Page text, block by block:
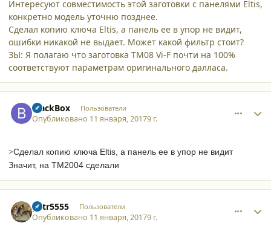
Интересуют совместимость этой заготовки с панелями Eltis,
конкретно модель уточню позднее.
Сделал копию ключа Eltis, а панель ее в упор не видит,
ошибки никакой не выдает. Может какой фильтр стоит?
ЗЫ: Я полагаю что заготовка ТМ08 Vi-F почти на 100%
соответствуют параметрам оригинального далласа.
BlackBox Пользователи
Опубликовано 11 января, 20179 г.
>Сделал копию ключа Eltis, а панель ее в упор не видит
Значит, на ТМ2004 сделали
petr5555 Пользователи
Опубликовано 11 января, 20179 г.